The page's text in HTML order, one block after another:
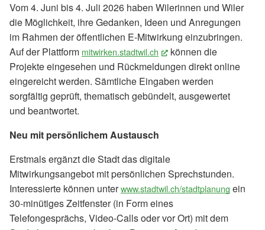
Vom 4. Juni bis 4. Juli 2026 haben Wilerinnen und Wiler
die Möglichkeit, ihre Gedanken, Ideen und Anregungen
im Rahmen der öffentlichen E-Mitwirkung einzubringen.
Auf der Plattform mitwirken.stadtwil.ch (External Link)
können die
Projekte eingesehen und Rückmeldungen direkt online
eingereicht werden. Sämtliche Eingaben werden
sorgfältig geprüft, thematisch gebündelt, ausgewertet
und beantwortet.
Neu mit persönlichem Austausch
Erstmals ergänzt die Stadt das digitale
Mitwirkungsangebot mit persönlichen Sprechstunden.
Interessierte können unterwww.stadtwil.ch/stadtplanung ein
30-minütiges Zeitfenster (in Form eines
Telefongesprächs, Video-Calls oder vor Ort) mit dem